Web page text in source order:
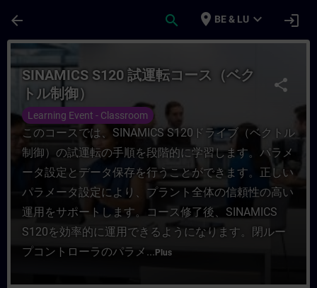
arrow_back search place BE & LU expand_more login
Cours - SINAMICS S120 試運転コース
share
SINAMICS S120 試運転コース（ベク
トル制御）
Learning Event - Classroom
このコースでは、SINAMICS S120ドライブ（ベクトル
制御）の試運転の手順を段階的に学習します。パラメ
ータ設定とデータ保存を行うことができます。正しい
パラメータ設定により、プラント全体の信頼性の高い
運用をサポートします。コース修了後、SINAMICS
S120を効率的に運用できるようになります。閉ルー
プコントローラのパラメ... Plus